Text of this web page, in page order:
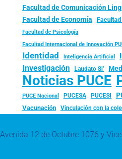
Facultad de Comunicación
Facultad de Economía
Facultad de Psicología
Facultad Internacional de Innovación
Identidad Inteligencia Artificial
Investigación Laudato Si’
Noticias PUCE
PUCE Nacional PUCESA PUCESI
Vacunación
Vinculación con la
Avenida 12 de Octubre 1076 y